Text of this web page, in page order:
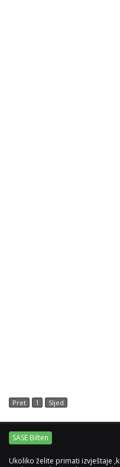
Pret 1 Sljed
SASE Bilten
Ukoliko želite primati izvještaje